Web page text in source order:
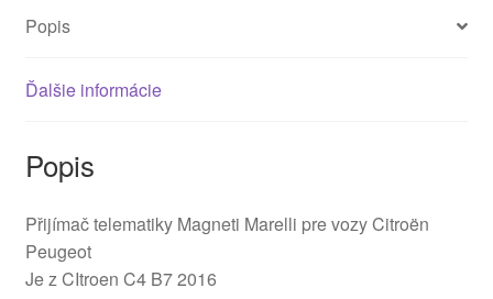
Popis
Ďalšie informácie
Popis
Přijímač telematiky Magneti Marelli pre vozy Citroën
Peugeot
Je z CItroen C4 B7 2016